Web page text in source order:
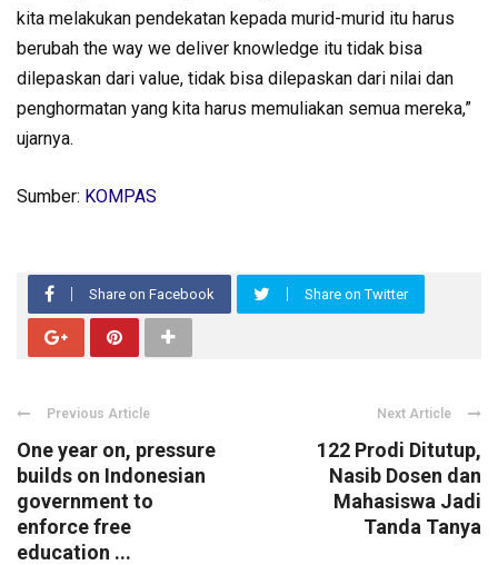
kita melakukan pendekatan kepada murid-murid itu harus
berubah the way we deliver knowledge itu tidak bisa
dilepaskan dari value, tidak bisa dilepaskan dari nilai dan
penghormatan yang kita harus memuliakan semua mereka,”
ujarnya.
Sumber: KOMPAS
Share on Facebook Share on Twitter
Previous Article
One year on, pressure
builds on Indonesian
government to
enforce free
education ...
Next Article
122 Prodi Ditutup,
Nasib Dosen dan
Mahasiswa Jadi
Tanda Tanya